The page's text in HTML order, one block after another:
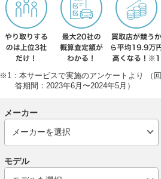
※1：本サービスで実施のアンケートより （回
答期間：2023年6月〜2024年5月）
メーカー
モデル